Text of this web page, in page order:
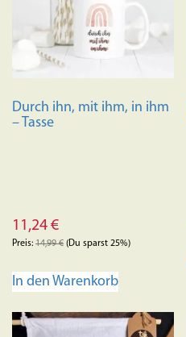
Durch ihn, mit ihm, in ihm
– Tasse
11,24 €
Preis: 14,99€ (Du sparst 25%)
In den Warenkorb